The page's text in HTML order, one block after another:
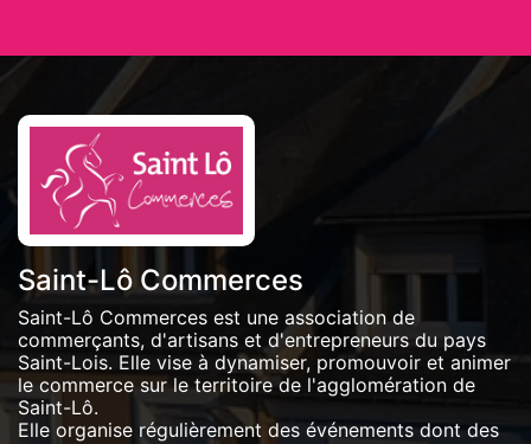
Saint-Lô Commerces
Saint-Lô Commerces est une association de
commerçants, d'artisans et d'entrepreneurs du pays
Saint-Lois. Elle vise à dynamiser, promouvoir et animer
le commerce sur le territoire de l'agglomération de
Saint-Lô.
Elle organise régulièrement des événements dont des